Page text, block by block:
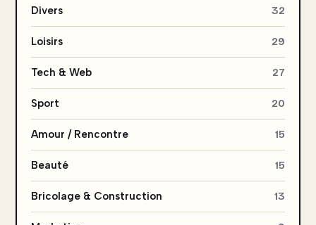
Divers 32
Loisirs 29
Tech & Web 27
Sport 20
Amour / Rencontre 15
Beauté 15
Bricolage & Construction 13